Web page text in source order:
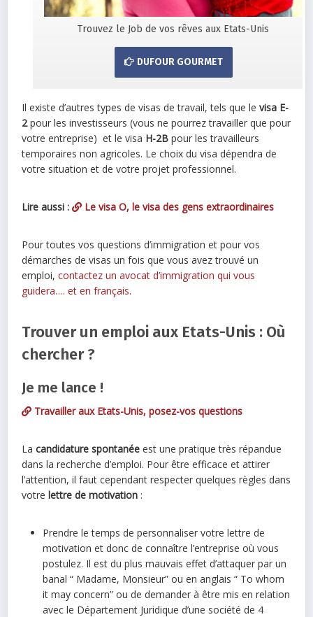
Trouvez le Job de vos rêves aux Etats-Unis
DUFOUR GOURMET
Il existe d’autres types de visas de travail, tels que levisa E-
2pour les investisseurs (vous ne pourrez travailler que pour
votre entreprise) et le visa H-2B pour les travailleurs
temporaires non agricoles. Le choix du visa dépendra de
votre situation et de votre projet professionnel.
Lire aussi : Le visa O, le visa des gens extraordinaires
Pour toutes vos questions d’immigration et pour vos
démarches de visas un fois que vous avez trouvé un
emploi,contactez un avocat d’immigration qui vous
guidera…. et en français.
Trouver un emploi aux Etats-Unis : Où
chercher ?
Je me lance !
Travailler aux Etats-Unis, posez-vos questions
Lacandidature spontanée est une pratique très répandue
dans la recherche d’emploi. Pour être efficace et attirer
l’attention, il faut cependant respecter quelques règles dans
votrelettre de motivation :
Prendre le temps de personnaliser votre lettre de
motivation et donc de connaître l’entreprise où vous
postulez. Il est du plus mauvais effet d’attaquer par un
banal “ Madame, Monsieur” ou en anglais “ To whom
it may concern” ou de demander à être mis en relation
avec le Département Juridique d’une société de 4